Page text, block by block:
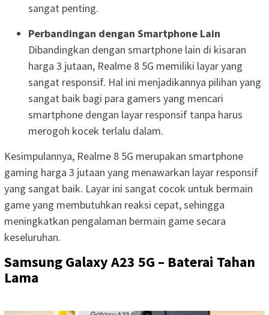
sangat penting.
Perbandingan dengan Smartphone Lain
Dibandingkan dengan smartphone lain di kisaran
harga 3 jutaan, Realme 8 5G memiliki layar yang
sangat responsif. Hal ini menjadikannya pilihan yang
sangat baik bagi para gamers yang mencari
smartphone dengan layar responsif tanpa harus
merogoh kocek terlalu dalam.
Kesimpulannya, Realme 8 5G merupakan smartphone
gaming harga 3 jutaan yang menawarkan layar responsif
yang sangat baik. Layar ini sangat cocok untuk bermain
game yang membutuhkan reaksi cepat, sehingga
meningkatkan pengalaman bermain game secara
keseluruhan.
Samsung Galaxy A23 5G – Baterai Tahan
Lama